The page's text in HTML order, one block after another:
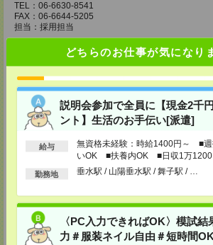
どちらのお仕事が気になり
説明会参加で全員に【現金2千
ント】生活のお手伝い[派遣]
給与
無資格未経験：時給1400円～ ■
いOK ■扶養内OK ■日収1万1200
以上
勤務地 垂水駅 / 山陽垂水駅 / 舞子駅 / …
〈PC入力できればOK〉模試結
力＃服装ネイル自由＃短時間
TEL：06-6630-8541
FAX：06-6644-5205
担当：採用担当
京橋サテライトオフィス
担当：採用担当者
大阪南医療オフィス
〒590-0075 大阪府堺市堺区南花田口町2-3-20 三共
TEL：072-340-1724
FAX：072-224-5025
〒662-0918 兵庫県西宮市六湛寺町9番8号 市役所前
TEL：0798-38-5901
FAX：0798-38-5905
担当：採用担当